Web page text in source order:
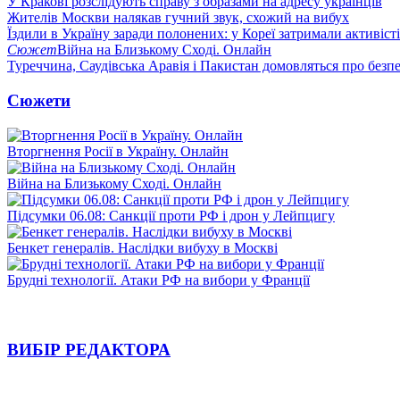
Жителів Москви налякав гучний звук, схожий на вибух
Їздили в Україну заради полонених: у Кореї затримали
СюжетВійна на Близькому Сході. Онлайн
Туреччина, Саудівська Аравія і Пакистан домовляться про
Сюжети
Вторгнення Росії в Україну. Онлайн
Війна на Близькому Сході. Онлайн
Підсумки 06.08: Санкції проти РФ і дрон у Лейпцигу
Бенкет генералів. Наслідки вибуху в Москві
Брудні технології. Атаки РФ на вибори у Франції
ВИБІР РЕДАКТОРА